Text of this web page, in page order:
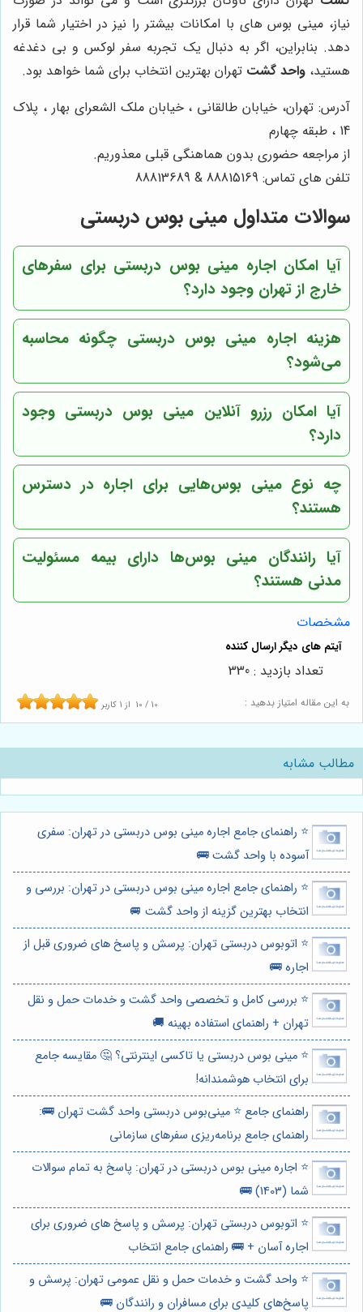
نیاز، مینی بوس های با امکانات بیشتر را نیز در اختیار شما قرار
دهد. بنابراین، اگر به دنبال یک تجربه سفر لوکس و بی دغدغه
هستید، واحد گشت تهران بهترین انتخاب برای شما خواهد بود.
آدرس: تهران، خیابان طالقانی ، خیابان ملک الشعرای بهار ، پلاک
14 ، طبقه چهارم
از مراجعه حضوری بدون هماهنگی قبلی معذوریم.
تلفن های تماس: 88815169 & 88813689
سوالات متداول مینی بوس دربستی
آیا امکان اجاره مینی بوس دربستی برای سفرهای
خارج از تهران وجود دارد؟
هزینه اجاره مینی بوس دربستی چگونه محاسبه
می‌شود؟
آیا امکان رزرو آنلاین مینی بوس دربستی وجود
دارد؟
چه نوع مینی بوس‌هایی برای اجاره در دسترس
هستند؟
آیا رانندگان مینی بوس‌ها دارای بیمه مسئولیت
مدنی هستند؟
مشخصات
به این مقاله امتیاز بدهید : 10 / 10 از 1 کاربر
تعداد بازدید : 330
مطالب مشابه
⭐️ راهنمای جامع اجاره مینی بوس دربستی در تهران: سفری
آسوده با واحد گشت 🚌
⭐️ راهنمای جامع اجاره مینی بوس دربستی در تهران: بررسی و
انتخاب بهترین گزینه از واحد گشت 🚐
⭐️ اتوبوس دربستی تهران: پرسش و پاسخ های ضروری قبل از
اجاره 🚌
⭐️ بررسی کامل و تخصصی واحد گشت و خدمات حمل و نقل
تهران + راهنمای استفاده بهینه 🚚
⭐️ مینی بوس دربستی یا تاکسی اینترنتی؟ 🤔 مقایسه جامع
برای انتخاب هوشمندانه!
راهنمای جامع ⭐️ مینی‌بوس دربستی واحد گشت تهران 🚌:
راهنمای جامع برنامه‌ریزی سفرهای سازمانی
⭐️ اجاره مینی بوس دربستی در تهران: پاسخ به تمام سوالات
شما (1403) 🚌
⭐️ اتوبوس دربستی تهران: پرسش و پاسخ های ضروری برای
اجاره آسان + 🚌 راهنمای جامع انتخاب
⭐️ واحد گشت و خدمات حمل و نقل عمومی تهران: پرسش و
پاسخ‌های کلیدی برای مسافران و رانندگان 🚌